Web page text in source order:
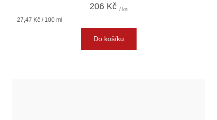
206 Kč / ks
Měrná
27,47 Kč / 100 ml
Do košíku